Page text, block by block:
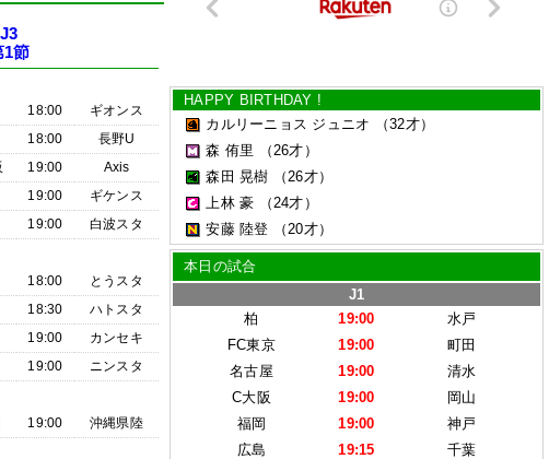
J3
1節
18:00
ギオンス
18:00
長野U
19:00
Axis
19:00
ギケンス
19:00
白波スタ
18:00
とうスタ
18:30
ハトスタ
19:00
カンセキ
19:00
ニンスタ
19:00 沖縄県陸
HAPPY BIRTHDAY !
カルリーニョス ジュニオ
（32才）
森 侑里
（26才）
森田 晃樹
（26才）
上林 豪
（24才）
安藤 陸登
（20才）
本日の試合
J1
柏
19:00
水戸
FC東京
19:00
町田
名古屋
19:00
清水
C大阪
19:00
岡山
福岡
19:00
神戸
広島
19:15
千葉